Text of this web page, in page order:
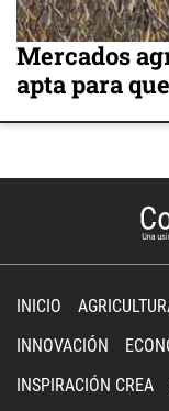
Mercados
apta para
INICIO
INNOVACIÓN
INSPIRACIÓN CREA